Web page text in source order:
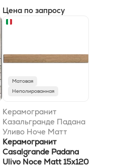
Цена по запросу
Матовая
Неполированная
Керамогранит
Казальгранде Падана
Уливо Ноче Матт
15x120
Керамогранит
Casalgrande Padana
Ulivo Noce Matt 15x120